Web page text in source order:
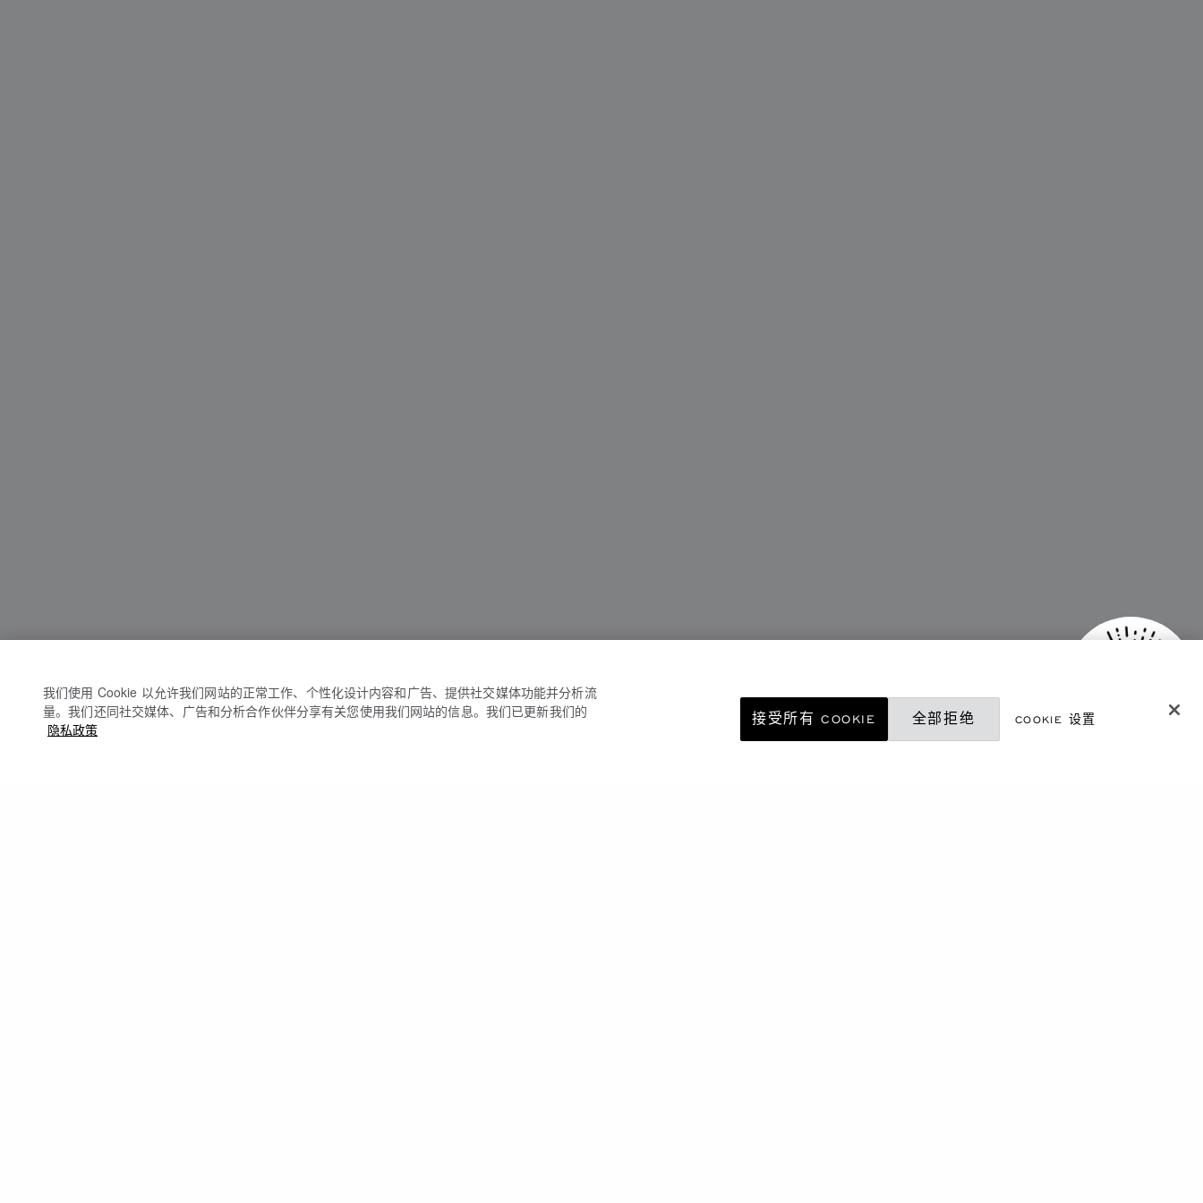
我们使用 Cookie 以允许我们网站的正常工作、个性化设计内容和广告、提供社交媒体功能并分析流
量。我们还同社交媒体、广告和分析合作伙伴分享有关您使用我们网站的信息。我们已更新我们的
隐私政策
COOKIE 设置
全部拒绝
接受所有 COOKIE